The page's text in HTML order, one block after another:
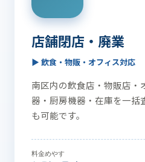
店舗閉店・廃業
▶ 飲食・物販・オフィス対応
南区内の飲食店・物販店・
器・厨房機器・在庫を一括
も可能です。
料金めやす